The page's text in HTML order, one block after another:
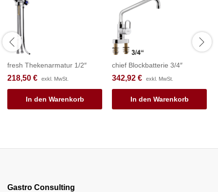
fresh Thekenarmatur 1/2″
218,50 € exkl. MwSt.
In den Warenkorb
chief Blockbatterie 3/4″
342,92 € exkl. MwSt.
In den Warenkorb
Gastro Consulting